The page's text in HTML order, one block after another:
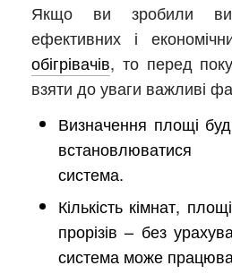
Якщо ви зробили
ефективних і
обігрівачів, то перед
взяти до уваги важливі
Визначення площі
система.
Кількість кімнат,
прорізів – без
система може